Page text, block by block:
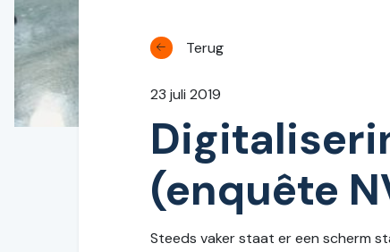
Terug
23 juli 2019
(enquête
Steeds vaker staat er een scherm